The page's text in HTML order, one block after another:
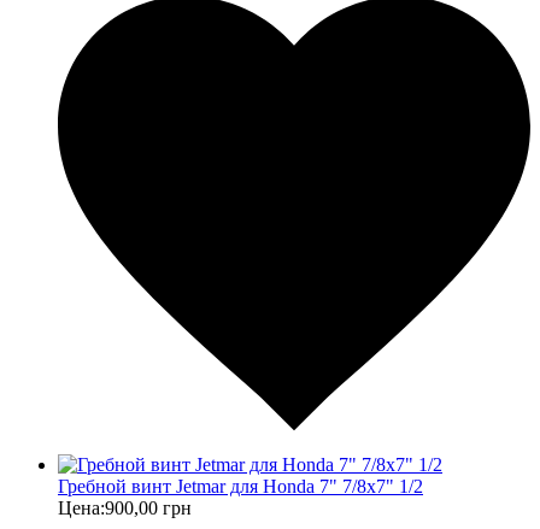
Гребной винт Jetmar для Honda 7" 7/8x7" 1/2
Цена:900,00 грн